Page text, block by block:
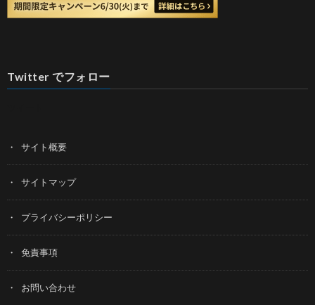
Twitter でフォロー
サイト概要
サイトマップ
プライバシーポリシー
免責事項
お問い合わせ